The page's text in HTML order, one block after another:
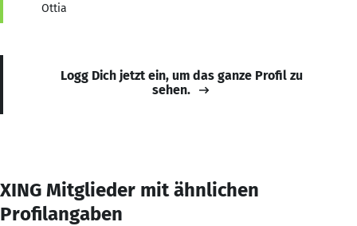
Ottia
Logg Dich jetzt ein, um das ganze Profil zu
sehen.
XING Mitglieder mit ähnlichen
Profilangaben